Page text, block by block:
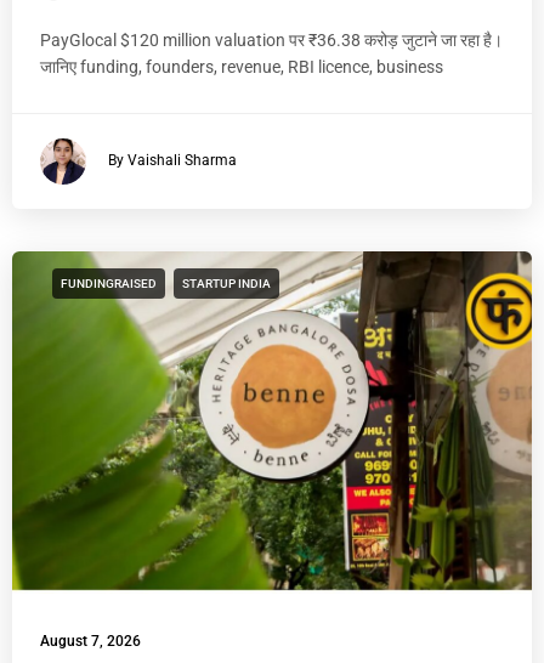
PayGlocal $120 million valuation पर ₹36.38 करोड़ जुटाने जा रहा है।
जानिए funding, founders, revenue, RBI licence, business
By Vaishali Sharma
FUNDINGRAISED STARTUP INDIA
August 7, 2026